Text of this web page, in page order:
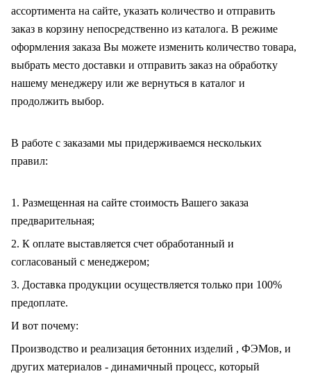
ассортимента на сайте, указать количество и отправить
заказ в корзину непосредственно из каталога. В режиме
оформления заказа Вы можете изменить количество товара,
выбрать место доставки и отправить заказ на обработку
нашему менеджеру или же вернуться в каталог и
продолжить выбор.
В работе с заказами мы придерживаемся нескольких
правил:
1. Размещенная на сайте стоимость Вашего заказа
предварительная;
2. К оплате выставляется счет обработанный и
согласованый с менеджером;
3. Доставка продукции осуществляется только при 100%
предоплате.
И вот почему:
Производство и реализация бетонних изделий , ФЭМов, и
других материалов - динамичный процесс, который